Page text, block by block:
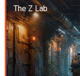
The Z Lab